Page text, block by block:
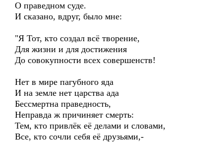
О праведном суде.
И сказано, вдруг, было мне:
"Я Тот, кто создал всё творение,
Для жизни и для достижения
До совокупности всех совершенств!
Нет в мире пагубного яда
И на земле нет царства ада
Бессмертна праведность,
Неправда ж причиняет смерть:
Тем, кто привлёк её делами и словами,
Все, кто сочли себя её друзьями,-